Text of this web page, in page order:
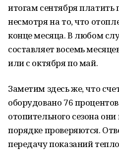
итогам сентября платить
несмотря на то, что
конце месяца. В любом
составляет восемь
или с октября по май.
Заметим здесь же, что
оборудовано 76
отопительного сезона
порядке проверяются.
передачу показаний